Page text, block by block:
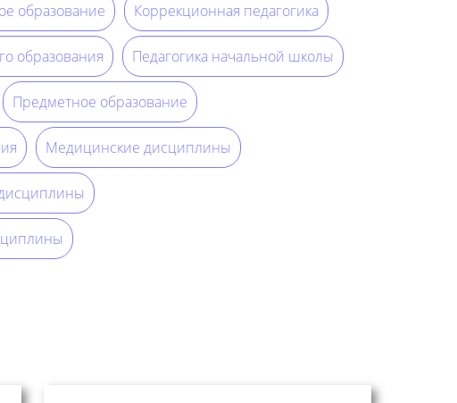
образование Коррекционная педагогика
образования Педагогика начальной школы
Предметное образование
Медицинские дисциплины